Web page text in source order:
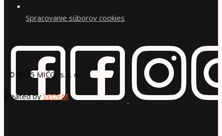
Spracovanie súborov cookies
© 2025 MIČO, s. r. o.
created by SEDEM